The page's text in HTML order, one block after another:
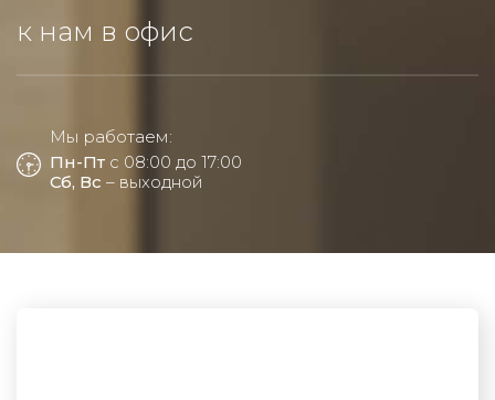
к нам в офис
Мы работаем:
Пн-Пт с 08:00 до 17:00
Сб, Вс – выходной